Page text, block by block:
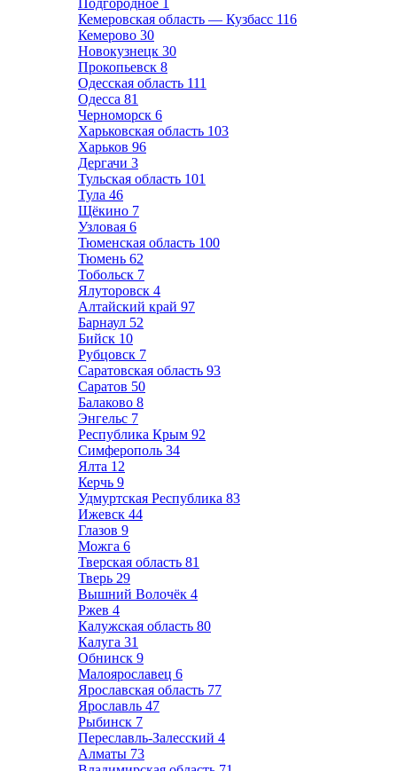
Подгородное 1
Кемеровская область — Кузбасс 116
Кемерово 30
Новокузнецк 30
Прокопьевск 8
Одесская область 111
Одесса 81
Черноморск 6
Харьковская область 103
Харьков 96
Дергачи 3
Тульская область 101
Тула 46
Щёкино 7
Узловая 6
Тюменская область 100
Тюмень 62
Тобольск 7
Ялуторовск 4
Алтайский край 97
Барнаул 52
Бийск 10
Рубцовск 7
Саратовская область 93
Саратов 50
Балаково 8
Энгельс 7
Республика Крым 92
Симферополь 34
Ялта 12
Керчь 9
Удмуртская Республика 83
Ижевск 44
Глазов 9
Можга 6
Тверская область 81
Тверь 29
Вышний Волочёк 4
Ржев 4
Калужская область 80
Калуга 31
Обнинск 9
Малоярославец 6
Ярославская область 77
Ярославль 47
Рыбинск 7
Переславль-Залесский 4
Алматы 73